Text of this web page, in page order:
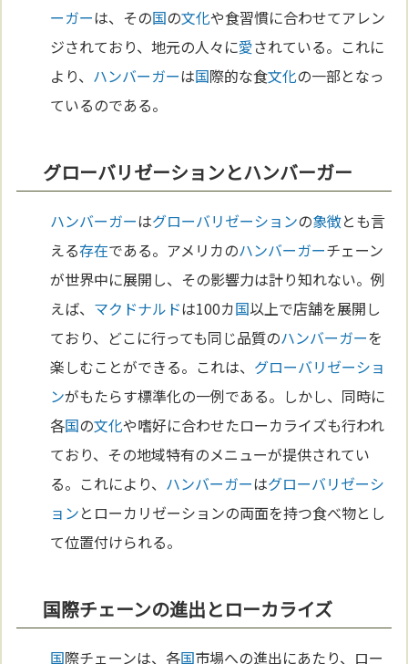
ーガーは、その国の文化や食習慣に合わせてアレン
ジされており、地元の人々に愛されている。これに
より、 ハンバーガーは国際的な食文化の一部となっ
ているのである。
グローバリゼーションとハンバーガー
ハンバーガーはグローバリゼーションの象徴とも言
える存在である。アメリカのハンバーガーチェーン
が世界中に展開し、その影響力は計り知れない。例
えば、 マクドナルドは100カ国以上で店舗を展開し
ており、どこに行っても同じ品質のハンバーガーを
楽しむことができる。これは、 グローバリゼーショ
ンがもたらす標準化の一例である。しかし、同時に
各国の文化や嗜好に合わせたローカライズも行われ
ており、その地域特有のメニューが提供されてい
る。これにより、 ハンバーガーはグローバリゼーシ
ョンとローカリゼーションの両面を持つ食べ物とし
て位置付けられる。
国際チェーンの進出とローカライズ
国際チェーンは、各国市場への進出にあたり、ロー